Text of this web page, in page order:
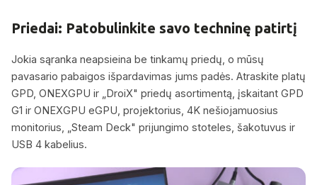
Priedai: Patobulinkite savo techninę patirtį
Jokia sąranka neapsieina be tinkamų priedų, o mūsų
pavasario pabaigos išpardavimas jums padės. Atraskite platų
GPD, ONEXGPU ir „DroiX" priedų asortimentą, įskaitant GPD
G1 ir ONEXGPU eGPU, projektorius, 4K nešiojamuosius
monitorius, „Steam Deck" prijungimo stoteles, šakotuvus ir
USB 4 kabelius.